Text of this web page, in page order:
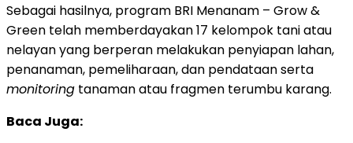
Sebagai hasilnya, program BRI Menanam – Grow &
Green telah memberdayakan 17 kelompok tani atau
nelayan yang berperan melakukan penyiapan lahan,
penanaman, pemeliharaan, dan pendataan serta
monitoring tanaman atau fragmen terumbu karang.
Baca Juga: